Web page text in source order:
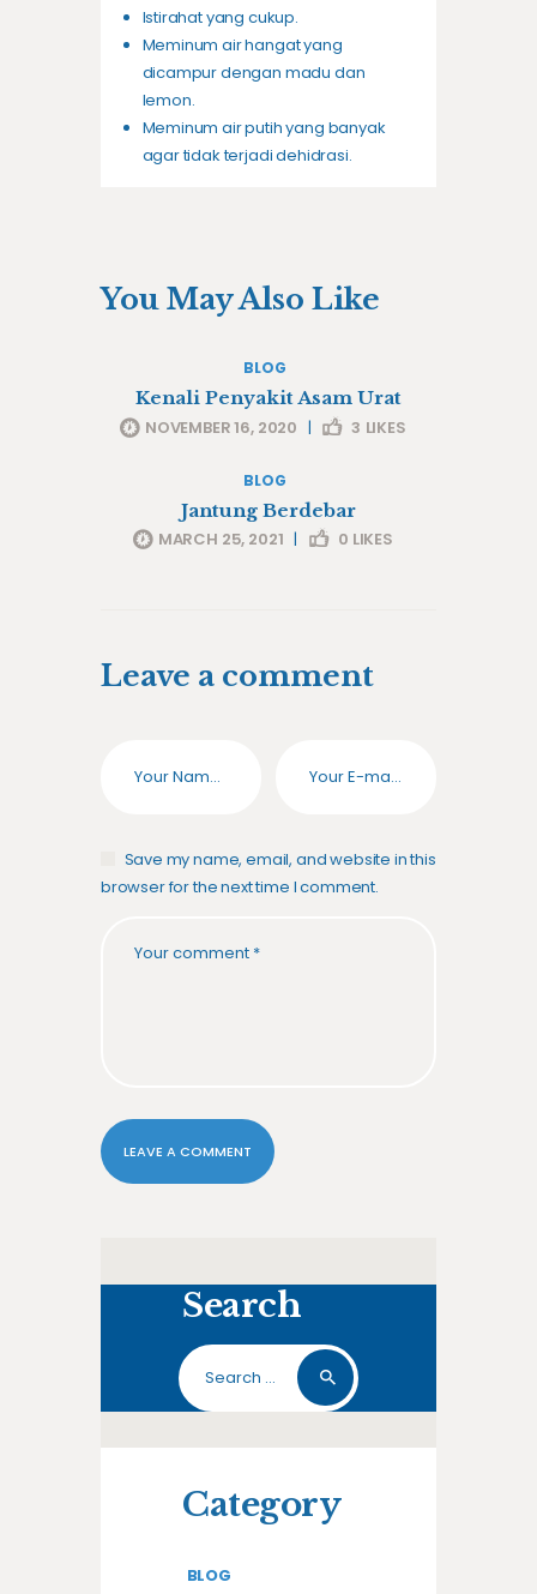
Istirahat yang cukup.
Meminum air hangat yang
dicampur dengan madu dan
lemon.
Meminum air putih yang banyak
agar tidak terjadi dehidrasi.
You May Also Like
BLOG
Kenali Penyakit Asam Urat
NOVEMBER 16, 2020 | 3 LIKES
BLOG
Jantung Berdebar
MARCH 25, 2021 | 0 LIKES
Leave a comment
Save my name, email, and website in this
browser for the next time I comment.
Search
Search
for:
Category
BLOG